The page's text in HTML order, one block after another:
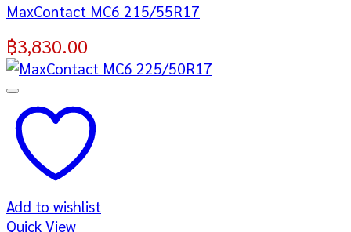
MaxContact MC6 215/55R17
฿3,830.00
Add to wishlist
Quick View